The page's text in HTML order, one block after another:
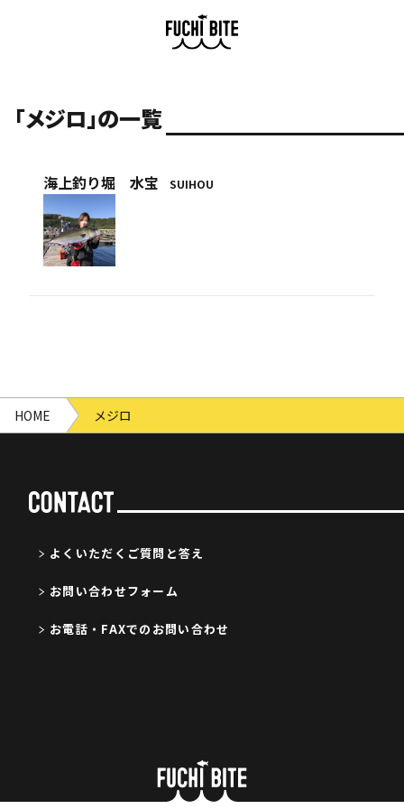
「メジロ」の一覧
海上釣り堀 水宝 SUIHOU
HOME メジロ
よくいただくご質問と答え
お問い合わせフォーム
お電話・FAXでのお問い合わせ